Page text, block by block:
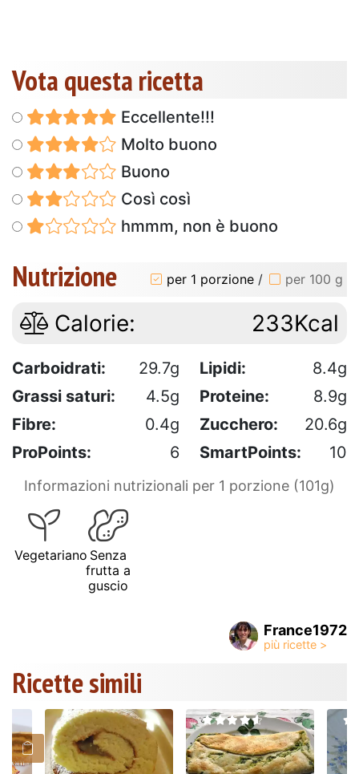
Vota questa ricetta
Eccellente!!!
Molto buono
Buono
Così così
hmmm, non è buono
Nutrizione per 1 porzione / per 100 g
Calorie: 233Kcal
Carboidrati: 29.7g Lipidi:
8.4g
Grassi saturi:
4.5g Proteine:
8.9g
Fibre:
0.4g Zucchero:
20.6g
ProPoints:
6 SmartPoints: 10
Informazioni nutrizionali per 1 porzione (101g)
Vegetariano Senza
frutta a
guscio
France1972
Ricette simili